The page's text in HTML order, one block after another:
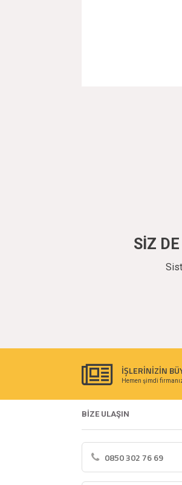
SİZ
İŞLERİNİZİN
Hemen şimdi
BİZE ULAŞIN
0850 302 76 69